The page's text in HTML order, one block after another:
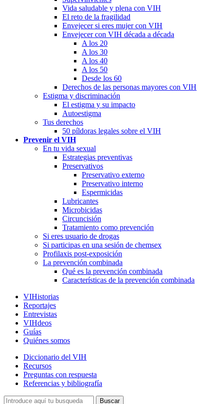
Vida saludable y plena con VIH
El reto de la fragilidad
Envejecer si eres mujer con VIH
Envejecer con VIH década a década
A los 20
A los 30
A los 40
A los 50
Desde los 60
Derechos de las personas mayores con VIH
Estigma y discriminación
El estigma y su impacto
Autoestigma
Tus derechos
50 píldoras legales sobre el VIH
Prevenir el VIH
En tu vida sexual
Estrategias preventivas
Preservativos
Preservativo externo
Preservativo interno
Espermicidas
Lubricantes
Microbicidas
Circuncisión
Tratamiento como prevención
Si eres usuario de drogas
Si participas en una sesión de chemsex
Profilaxis post-exposición
La prevención combinada
Qué es la prevención combinada
Características de la prevención combinada
VIHistorias
Reportajes
Entrevistas
VIHdeos
Guías
Quiénes somos
Diccionario del VIH
Recursos
Preguntas con respuesta
Referencias y bibliografía